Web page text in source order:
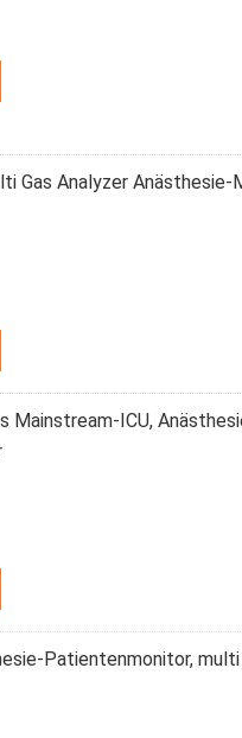
Gas Analyzer
Mainstream-ICU,
Patientenmonitor,